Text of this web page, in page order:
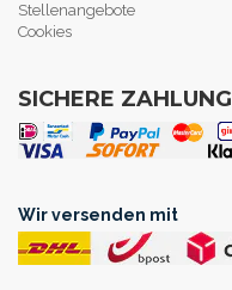
Stellenangebote
Cookies
SICHERE ZAHLUNG
Wir versenden mit